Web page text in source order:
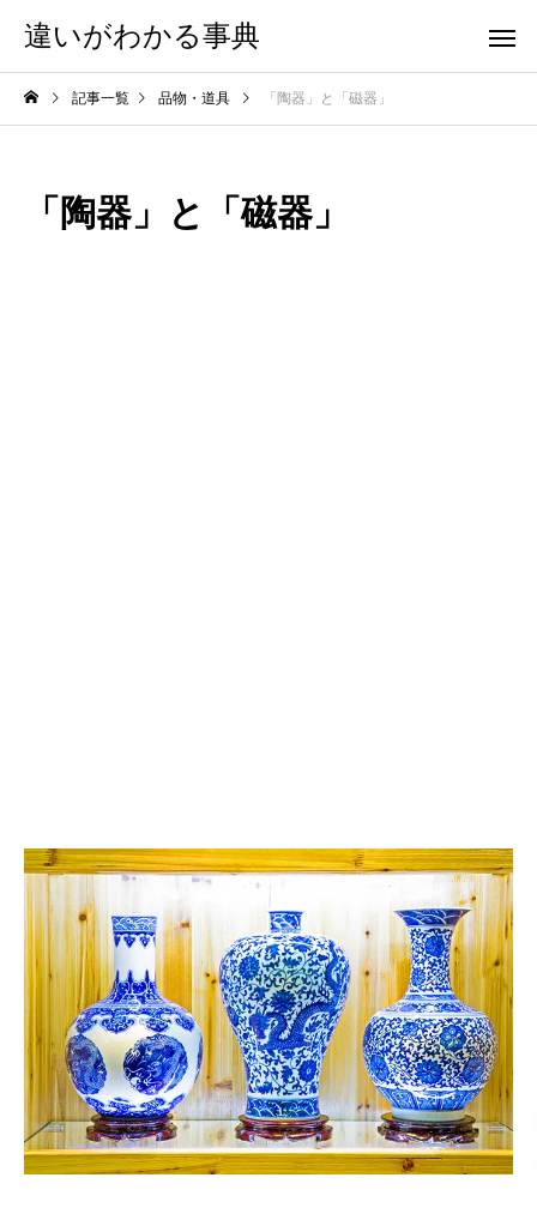
違いがわかる事典
記事一覧 品物・道具 「陶器」と「磁器」
「陶器」と「磁器」